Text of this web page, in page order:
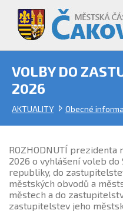
VOLBY DO
2026
AKTUALITY Obecné
ROZHODNUTÍ
2026 o vyhlášení voleb do
republiky, do
městských obvodů a
městech a do
zastupitelstev jeho